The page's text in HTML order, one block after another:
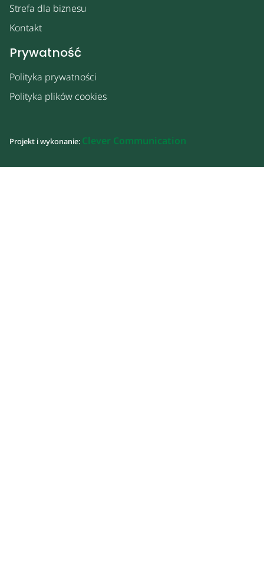
Strefa dla biznesu
Kontakt
Prywatność
Polityka prywatności
Polityka plików cookies
Projekt i wykonanie: Clever Communication